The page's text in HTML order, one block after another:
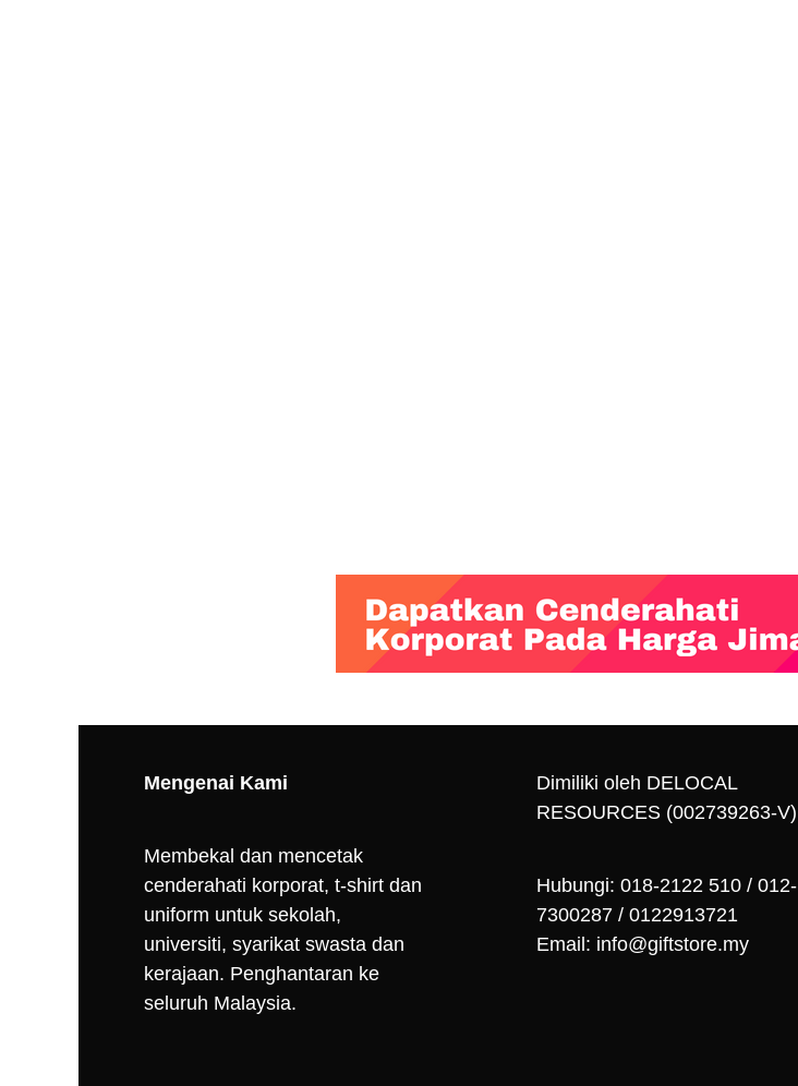
Mengenai Kami
Membekal dan mencetak
cenderahati korporat, t-shirt dan
uniform untuk sekolah,
universiti, syarikat swasta dan
kerajaan. Penghantaran ke
seluruh Malaysia.
Dimiliki oleh DELOCAL
RESOURCES (002739263-V)
Hubungi: 018-2122 510 / 012-
7300287 / 0122913721
Email: info@giftstore.my